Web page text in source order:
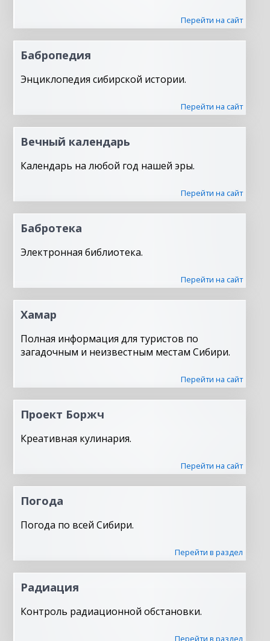
Перейти на сайт
Бабропедия
Энциклопедия сибирской истории.
Перейти на сайт
Вечный календарь
Календарь на любой год нашей эры.
Перейти на сайт
Бабротека
Электронная библиотека.
Перейти на сайт
Хамар
Полная информация для туристов по
загадочным и неизвестным местам Сибири.
Перейти на сайт
Проект Боржч
Креативная кулинария.
Перейти на сайт
Погода
Погода по всей Сибири.
Перейти в раздел
Радиация
Контроль радиационной обстановки.
Перейти в раздел